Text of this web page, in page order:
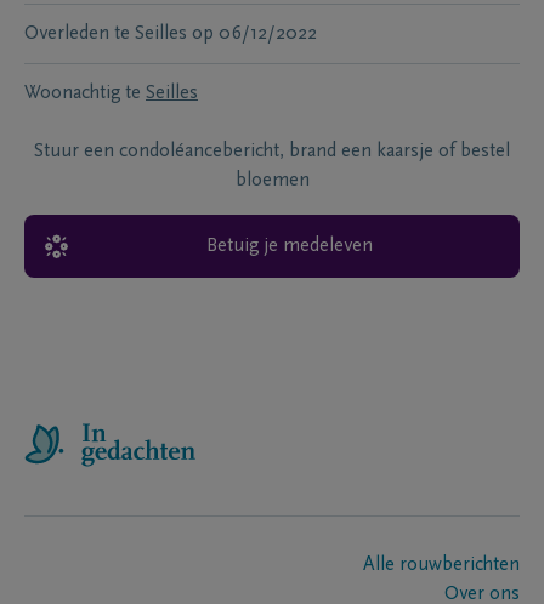
Overleden te Seilles op 06/12/2022
Woonachtig te Seilles
Stuur een condoléancebericht, brand een kaarsje of bestel
bloemen
Betuig je medeleven
Alle rouwberichten
Over ons